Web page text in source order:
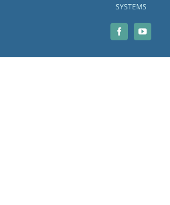
SYSTEMS
FacebookYouTube